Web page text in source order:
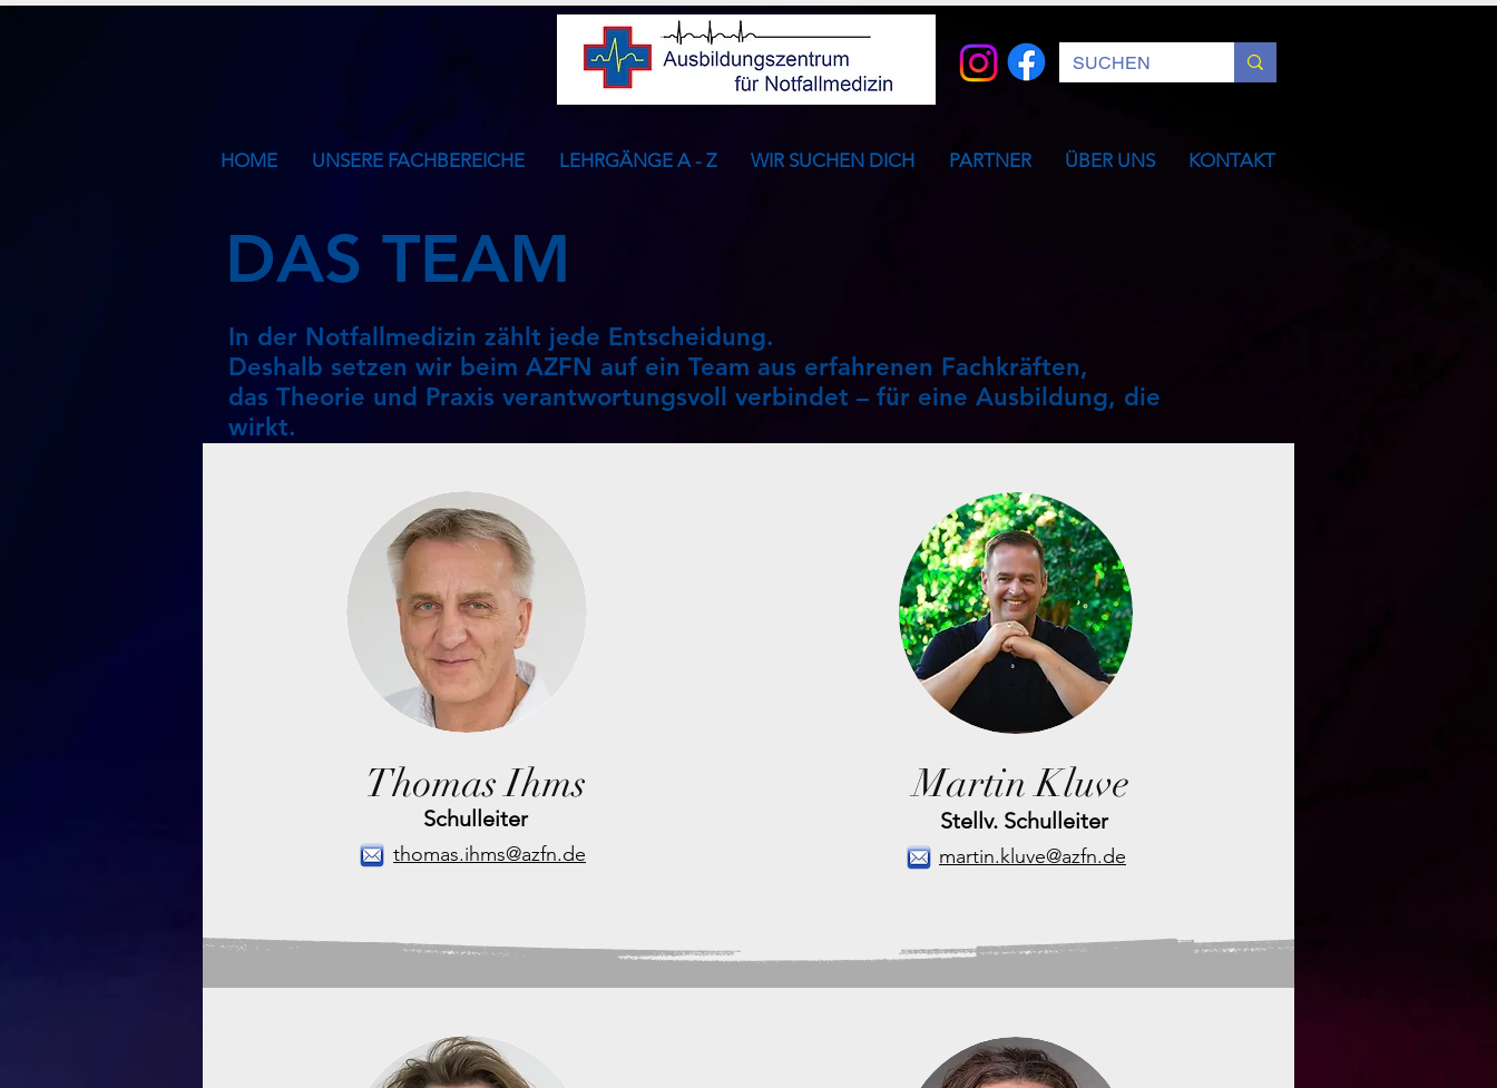
HOME UNSERE FACHBEREICHE LEHRGÄNGE A - Z WIR SUCHEN DICH PARTNER ÜBER UNS KONTAKT
DAS TEAM
In der Notfallmedizin zählt jede Entscheidung.
Deshalb setzen wir beim AZFN auf ein Team aus erfahrenen Fachkräften,
das Theorie und Praxis verantwortungsvoll verbindet – für eine Ausbildung, die
wirkt.
Thomas Ihms
Schulleiter
thomas.ihms@azfn.de
Martin Kluve
Stellv. Schulleiter
martin.kluve@azfn.de